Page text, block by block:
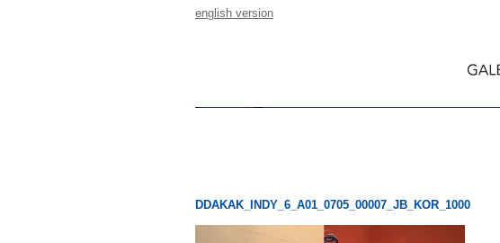
english version
DDAKAK_INDY_6_A01_0705_00007_JB_KOR_1000